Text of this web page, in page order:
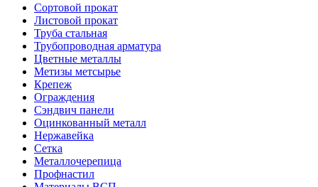
Сортовой прокат
Листовой прокат
Труба стальная
Трубопроводная арматура
Цветные металлы
Метизы метсырье
Крепеж
Ограждения
Сэндвич панели
Оцинкованный металл
Нержавейка
Сетка
Металлочерепица
Профнастил